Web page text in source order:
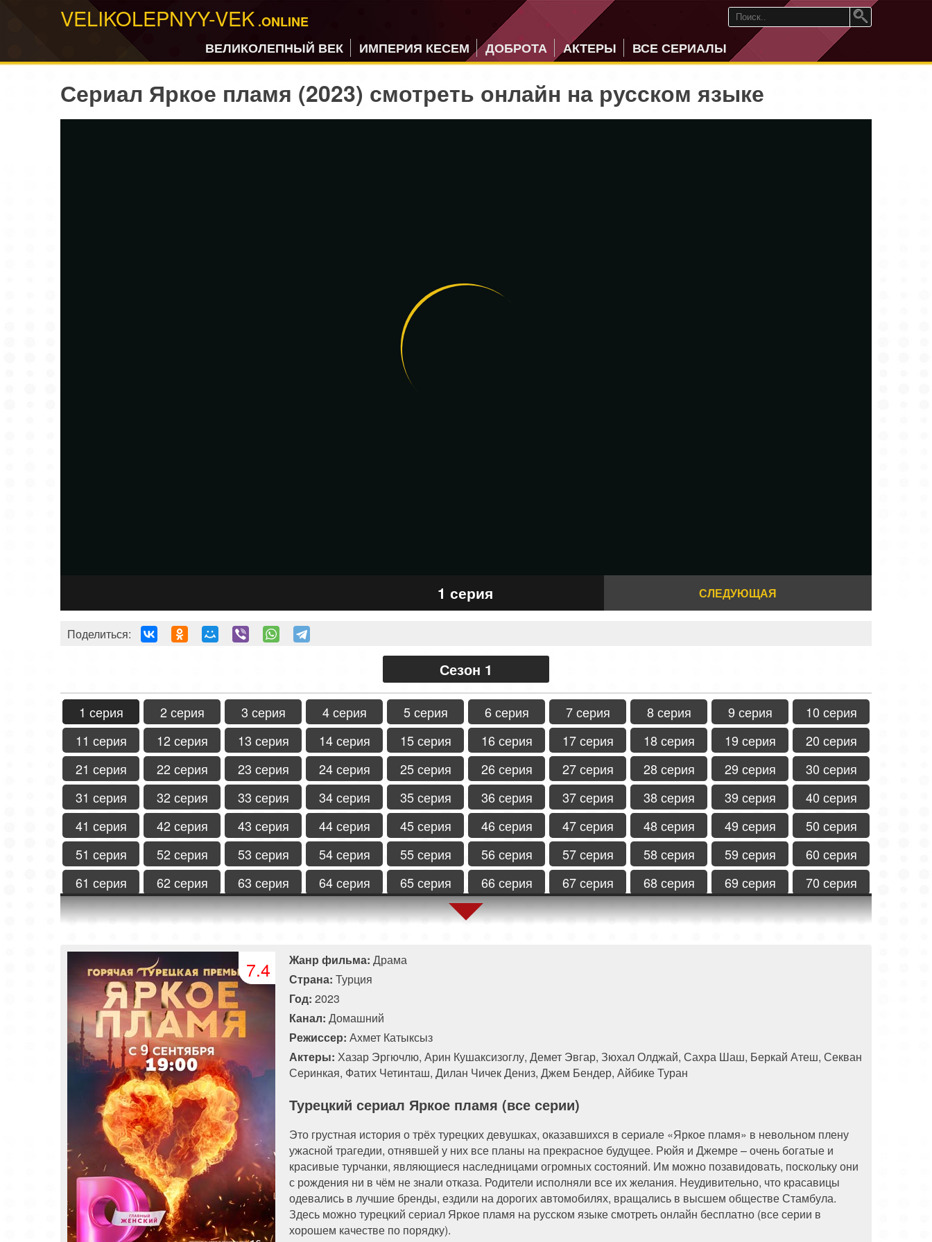
VELIKOLEPNYY-VEK .ONLINE
ВЕЛИКОЛЕПНЫЙ ВЕК
ИМПЕРИЯ КЕСЕМ ДОБРОТА АКТЕРЫ ВСЕ СЕРИАЛЫ
Сериал Яркое пламя (2023) смотреть онлайн на русском языке
1 серия СЛЕДУЮЩАЯ
Поделиться:
Сезон 1
1 серия 2 серия 3 серия 4 серия 5 серия 6 серия 7 серия 8 серия 9 серия
10 серия
11 серия
12 серия 13 серия 14 серия 15 серия 16 серия 17 серия 18 серия 19 серия
20 серия
21 серия
22 серия 23 серия 24 серия 25 серия 26 серия 27 серия 28 серия 29 серия
30 серия
31 серия
32 серия 33 серия 34 серия 35 серия 36 серия 37 серия 38 серия 39 серия
40 серия
41 серия
42 серия 43 серия 44 серия 45 серия 46 серия 47 серия 48 серия 49 серия
50 серия
51 серия
52 серия 53 серия 54 серия 55 серия 56 серия 57 серия 58 серия 59 серия
60 серия
61 серия
62 серия 63 серия 64 серия 65 серия 66 серия 67 серия 68 серия 69 серия
70 серия
71 серия
72 серия 73 серия 74 серия 75 серия 76 серия 77 серия 78 серия 79 серия
80 серия
7.4 Жанр фильма: Драма
Страна: Турция
Год: 2023
Канал: Домашний
Режиссер: Ахмет Катыксыз
Актеры: Хазар Эргючлю, Арин Кушаксизоглу, Демет Эвгар, Зюхал Олджай, Сахра Шаш, Беркай Атеш, Секван
Серинкая, Фатих Четинташ, Дилан Чичек Дениз, Джем Бендер, Айбике Туран
Турецкий сериал Яркое пламя (все серии)
Это грустная история о трёх турецких девушках, оказавшихся в сериале «Яркое пламя» в невольном плену
ужасной трагедии, отнявшей у них все планы на прекрасное будущее. Рюйя и Джемре – очень богатые и
красивые турчанки, являющиеся наследницами огромных состояний. Им можно позавидовать, поскольку они
с рождения ни в чём не знали отказа. Родители исполняли все их желания. Неудивительно, что красавицы
одевались в лучшие бренды, ездили на дорогих автомобилях, вращались в высшем обществе Стамбула.
Здесь можно турецкий сериал Яркое пламя на русском языке смотреть онлайн бесплатно (все серии в
хорошем качестве по порядку).